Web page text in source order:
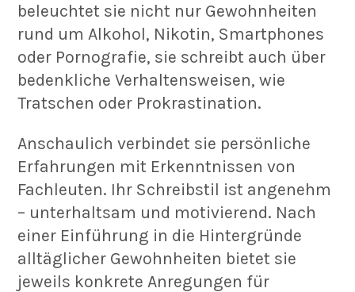
beleuchtet sie nicht nur Gewohnheiten
rund um Alkohol, Nikotin, Smartphones
oder Pornografie, sie schreibt auch über
bedenkliche Verhaltensweisen, wie
Tratschen oder Prokrastination.
Anschaulich verbindet sie persönliche
Erfahrungen mit Erkenntnissen von
Fachleuten. Ihr Schreibstil ist angenehm
– unterhaltsam und motivierend. Nach
einer Einführung in die Hintergründe
alltäglicher Gewohnheiten bietet sie
jeweils konkrete Anregungen für